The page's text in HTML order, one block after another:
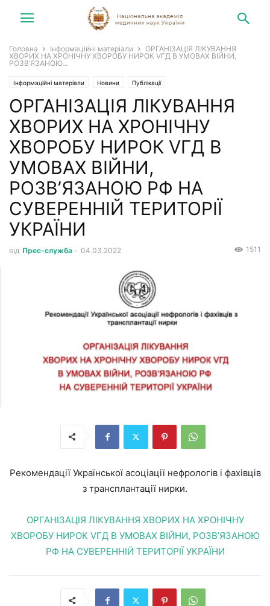
Головна Інформаційні матеріали
ОРГАНІЗАЦІЯ ЛІКУВАННЯ
ХВОРИХ НА ХРОНІЧНУ ХВОРОБУ НИРОК VГД В УМОВАХ ВІЙНИ,
РОЗВ’ЯЗАНОЮ...
Інформаційні матеріали Новини Публікації
ОРГАНІЗАЦІЯ ЛІКУВАННЯ
ХВОРИХ НА ХРОНІЧНУ
ХВОРОБУ НИРОК VГД В
УМОВАХ ВІЙНИ,
РОЗВ’ЯЗАНОЮ РФ НА
СУВЕРЕННІЙ ТЕРИТОРІЇ
УКРАЇНИ
від Прес-служба - 04.03.2022 1511
Рекомендації Української асоціації нефрологів і фахівців
з трансплантації нирки.
ОРГАНІЗАЦІЯ ЛІКУВАННЯ ХВОРИХ НА ХРОНІЧНУ
ХВОРОБУ НИРОК VГД В УМОВАХ ВІЙНИ, РОЗВ’ЯЗАНОЮ
РФ НА СУВЕРЕННІЙ ТЕРИТОРІЇ УКРАЇНИ